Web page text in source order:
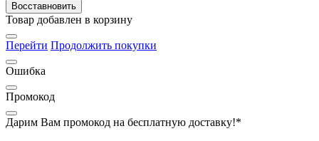
Восставновить
Товар добавлен в корзину
Перейти Продолжить покупки
Ошибка
Промокод
Дарим Вам промокод на бесплатную доставку!*